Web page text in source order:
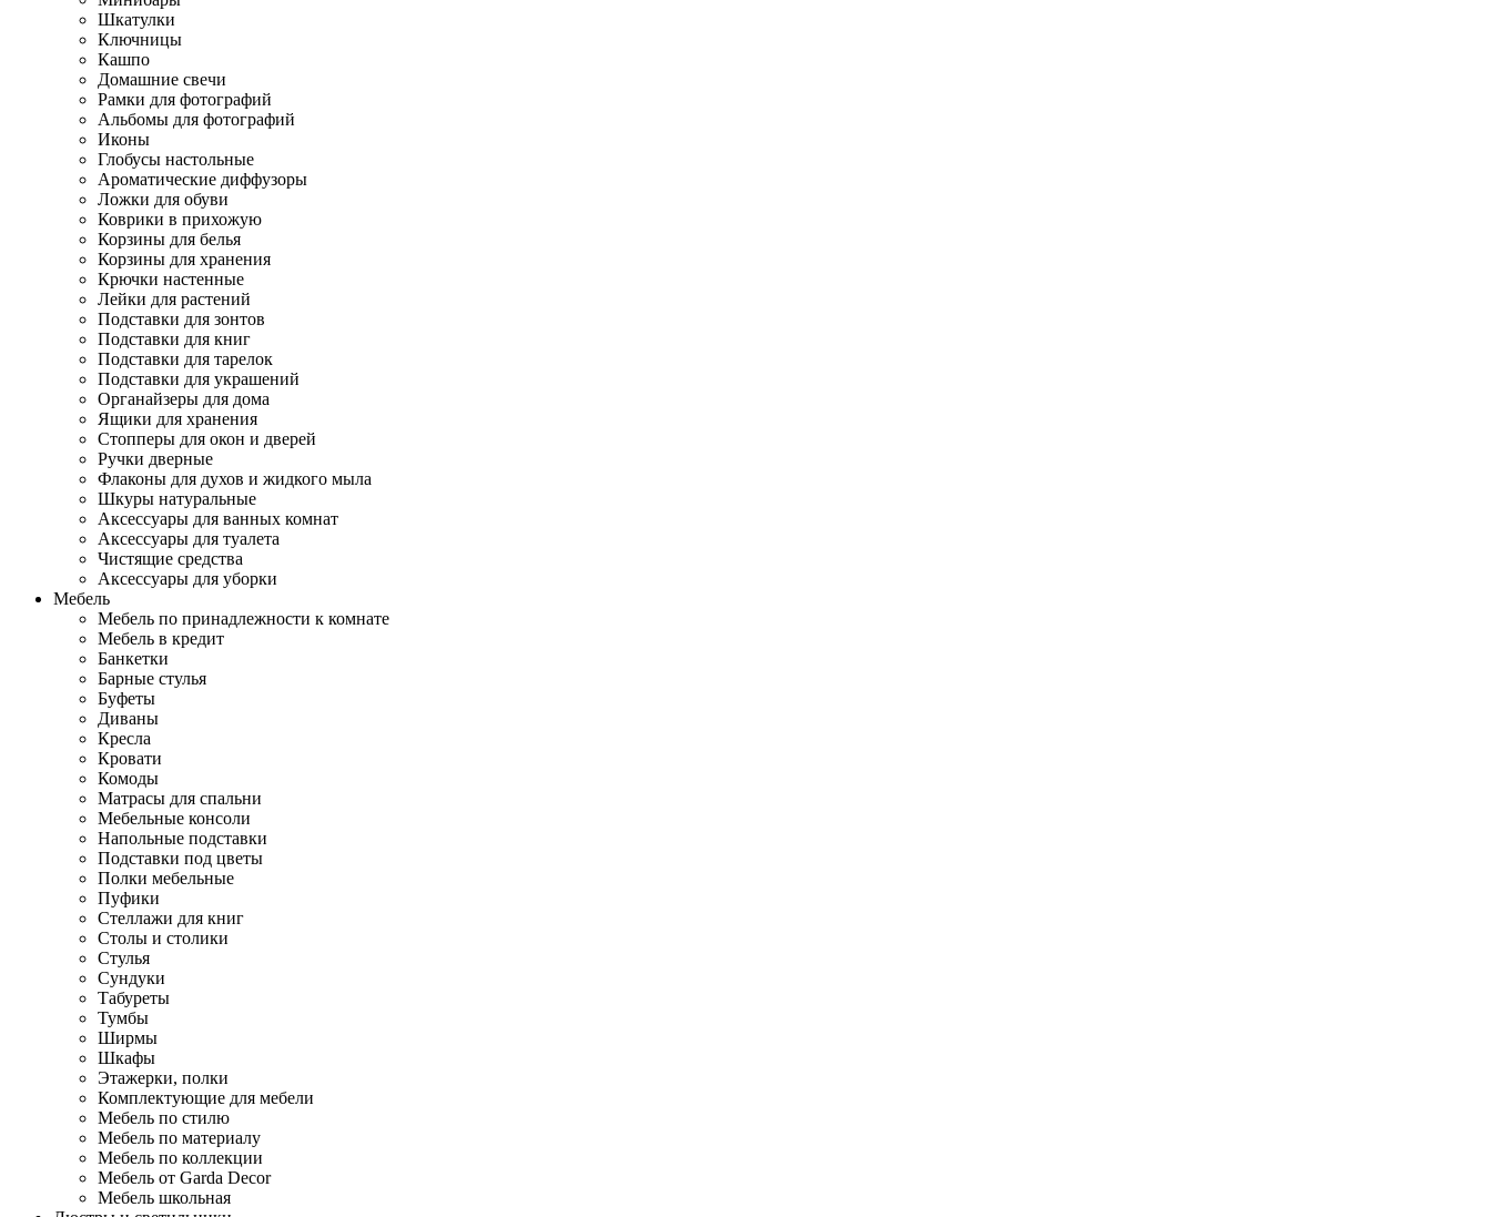
Шкатулки
Ключницы
Кашпо
Домашние свечи
Рамки для фотографий
Альбомы для фотографий
Иконы
Глобусы настольные
Ароматические диффузоры
Ложки для обуви
Коврики в прихожую
Корзины для белья
Корзины для хранения
Крючки настенные
Лейки для растений
Подставки для зонтов
Подставки для книг
Подставки для тарелок
Подставки для украшений
Органайзеры для дома
Ящики для хранения
Стопперы для окон и дверей
Ручки дверные
Флаконы для духов и жидкого мыла
Шкуры натуральные
Аксессуары для ванных комнат
Аксессуары для туалета
Чистящие средства
Аксессуары для уборки
Мебель
Мебель по принадлежности к комнате
Мебель в кредит
Банкетки
Барные стулья
Буфеты
Диваны
Кресла
Кровати
Комоды
Матрасы для спальни
Мебельные консоли
Напольные подставки
Подставки под цветы
Полки мебельные
Пуфики
Стеллажи для книг
Столы и столики
Стулья
Сундуки
Табуреты
Тумбы
Ширмы
Шкафы
Этажерки, полки
Комплектующие для мебели
Мебель по стилю
Мебель по материалу
Мебель по коллекции
Мебель от Garda Decor
Мебель школьная